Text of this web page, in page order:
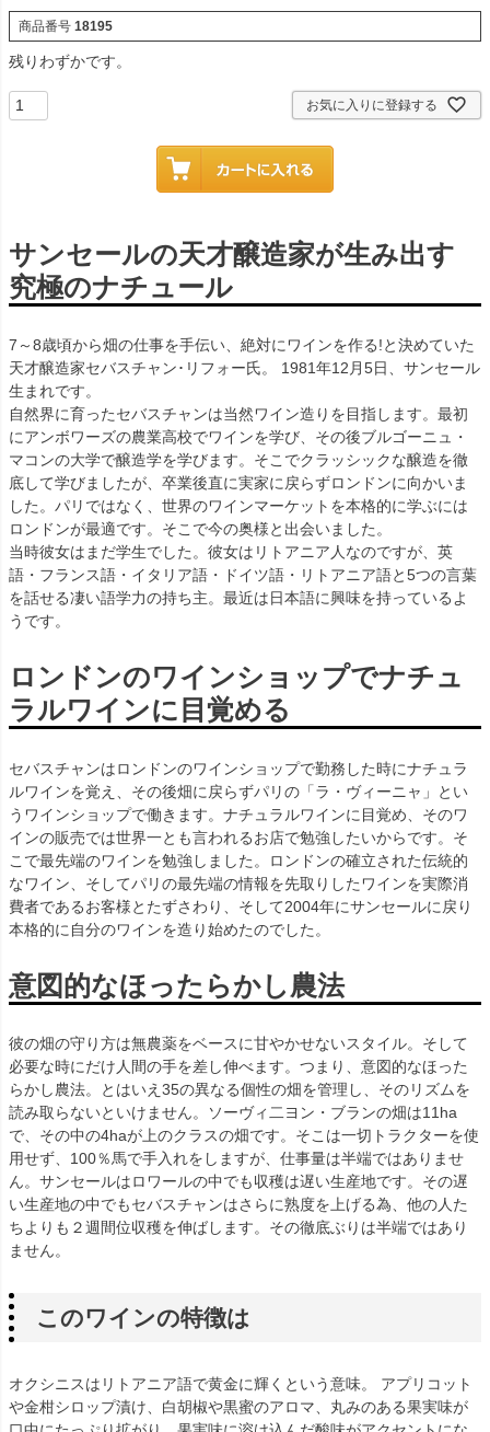
商品番号 18195
残りわずかです。
お気に入りに登録する
サンセールの天才醸造家が生み出す
究極のナチュール
7～8歳頃から畑の仕事を手伝い、絶対にワインを作る!と決めていた
天才醸造家セバスチャン･リフォー氏。 1981年12月5日、サンセール
生まれです。
自然界に育ったセバスチャンは当然ワイン造りを目指します。最初
にアンボワーズの農業高校でワインを学び、その後ブルゴーニュ・
マコンの大学で醸造学を学びます。そこでクラッシックな醸造を徹
底して学びましたが、卒業後直に実家に戻らずロンドンに向かいま
した。パリではなく、世界のワインマーケットを本格的に学ぶには
ロンドンが最適です。そこで今の奥様と出会いました。
当時彼女はまだ学生でした。彼女はリトアニア人なのですが、英
語・フランス語・イタリア語・ドイツ語・リトアニア語と5つの言葉
を話せる凄い語学力の持ち主。最近は日本語に興味を持っているよ
うです。
ロンドンのワインショップでナチュ
ラルワインに目覚める
セバスチャンはロンドンのワインショップで勤務した時にナチュラ
ルワインを覚え、その後畑に戻らずパリの「ラ・ヴィーニャ」とい
うワインショップで働きます。ナチュラルワインに目覚め、そのワ
インの販売では世界一とも言われるお店で勉強したいからです。そ
こで最先端のワインを勉強しました。ロンドンの確立された伝統的
なワイン、そしてパリの最先端の情報を先取りしたワインを実際消
費者であるお客様とたずさわり、そして2004年にサンセールに戻り
本格的に自分のワインを造り始めたのでした。
意図的なほったらかし農法
彼の畑の守り方は無農薬をベースに甘やかせないスタイル。そして
必要な時にだけ人間の手を差し伸べます。つまり、意図的なほった
らかし農法。とはいえ35の異なる個性の畑を管理し、そのリズムを
読み取らないといけません。ソーヴィ二ヨン・ブランの畑は11ha
で、その中の4haが上のクラスの畑です。そこは一切トラクターを使
用せず、100％馬で手入れをしますが、仕事量は半端ではありませ
ん。サンセールはロワールの中でも収穫は遅い生産地です。その遅
い生産地の中でもセバスチャンはさらに熟度を上げる為、他の人た
ちよりも２週間位収穫を伸ばします。その徹底ぶりは半端ではあり
ません。
このワインの特徴は
オクシニスはリトアニア語で黄金に輝くという意味。 アプリコット
や金柑シロップ漬け、白胡椒や黒蜜のアロマ、丸みのある果実味が